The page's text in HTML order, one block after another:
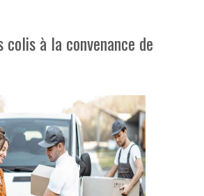
colis à la convenance de